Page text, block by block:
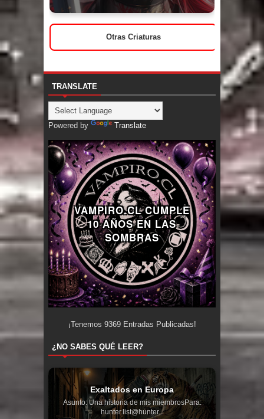
Otras Criaturas
TRANSLATE
Powered by Translate
VAMPIRO.CL CUMPLE
10 AÑOS EN LAS
SOMBRAS
¡Tenemos 9369Entradas Publicadas!
¿NO SABES QUÉ LEER?
Exaltados en Europa
Asunto: Una historia de mis miembrosPara:
hunter.list@hunter...